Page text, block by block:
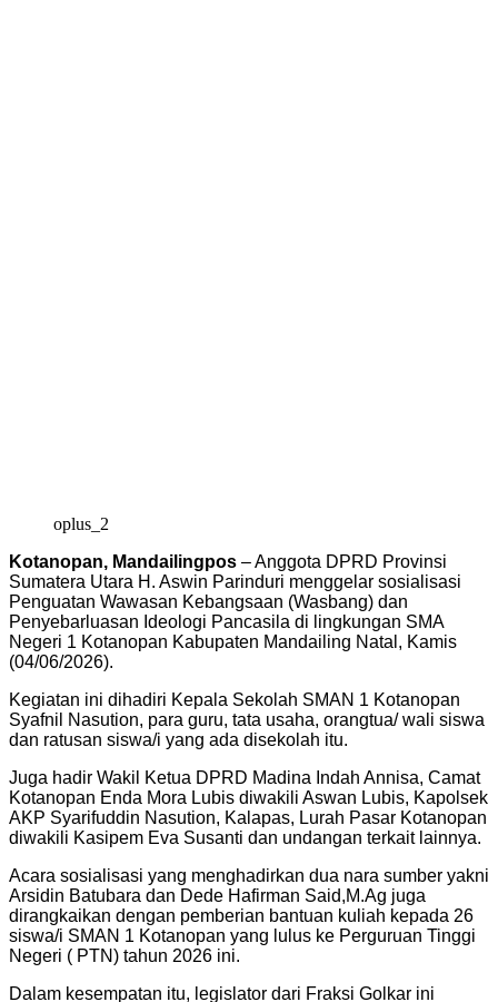
oplus_2
Kotanopan, Mandailingpos – Anggota DPRD Provinsi
Sumatera Utara H. Aswin Parinduri menggelar sosialisasi
Penguatan Wawasan Kebangsaan (Wasbang) dan
Penyebarluasan Ideologi Pancasila di lingkungan SMA
Negeri 1 Kotanopan Kabupaten Mandailing Natal, Kamis
(04/06/2026).
Kegiatan ini dihadiri Kepala Sekolah SMAN 1 Kotanopan
Syafnil Nasution, para guru, tata usaha, orangtua/ wali siswa
dan ratusan siswa/i yang ada disekolah itu.
Juga hadir Wakil Ketua DPRD Madina Indah Annisa, Camat
Kotanopan Enda Mora Lubis diwakili Aswan Lubis, Kapolsek
AKP Syarifuddin Nasution, Kalapas, Lurah Pasar Kotanopan
diwakili Kasipem Eva Susanti dan undangan terkait lainnya.
Acara sosialisasi yang menghadirkan dua nara sumber yakni
Arsidin Batubara dan Dede Hafirman Said,M.Ag juga
dirangkaikan dengan pemberian bantuan kuliah kepada 26
siswa/i SMAN 1 Kotanopan yang lulus ke Perguruan Tinggi
Negeri ( PTN) tahun 2026 ini.
Dalam kesempatan itu, legislator dari Fraksi Golkar ini